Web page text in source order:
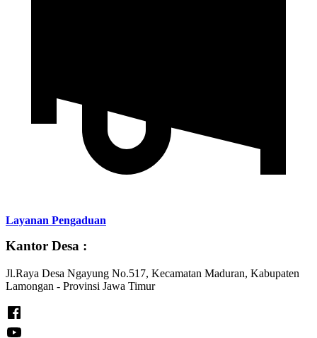
Layanan Pengaduan
Kantor Desa :
Jl.Raya Desa Ngayung No.517, Kecamatan Maduran, Kabupaten
Lamongan - Provinsi Jawa Timur